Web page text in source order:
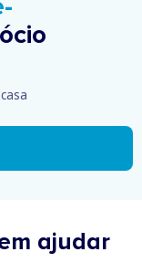
ajudar